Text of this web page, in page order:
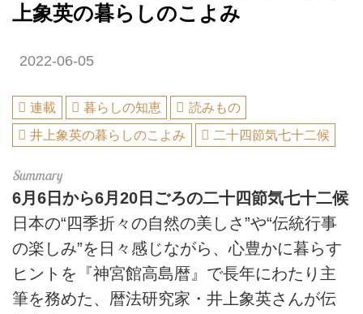
上象英の暮らしのこよみ
2022-06-05
連載 暮らしの知恵
読みもの
井上象英の暮らしのこよみ
二十四節気七十二候
6月6日から6月20日ごろの二十四節気七十二候
日本の“四季折々の自然の美しさ”や“伝統行事
の楽しみ”を日々感じながら、心豊かに暮らす
ヒントを『神宮館高島暦』で長年にわたり主
筆を務めた、暦法研究家・井上象英さんが伝